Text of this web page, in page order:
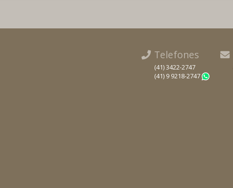
Telefones
(41) 3422-2747
(41) 9 9218-2747